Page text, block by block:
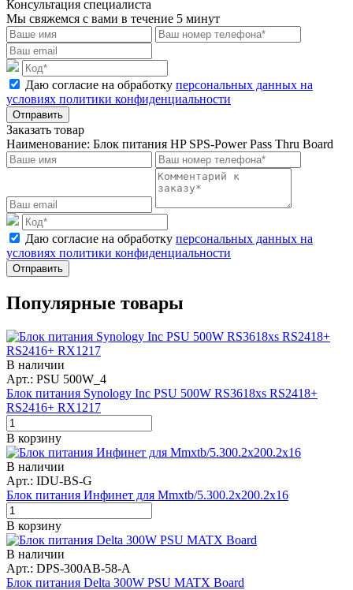
Консультация специалиста
Мы свяжемся с вами в течение 5 минут
Даю согласие на обработку персональных данных на
условиях политики конфиденциальности
Отправить
Заказать товар
Наименование: Блок питания HP SPS-Power Pass Thru Board
Даю согласие на обработку персональных данных на
условиях политики конфиденциальности
Отправить
Популярные товары
В наличии
Арт.: PSU 500W_4
Блок питания Synology Inc PSU 500W RS3618xs RS2418+
RS2416+ RX1217
В корзину
В наличии
Арт.: IDU-BS-G
Блок питания Инфинет для Mmxtb/5.300.2x200.2x16
В корзину
В наличии
Арт.: DPS-300AB-58-A
Блок питания Delta 300W PSU MATX Board